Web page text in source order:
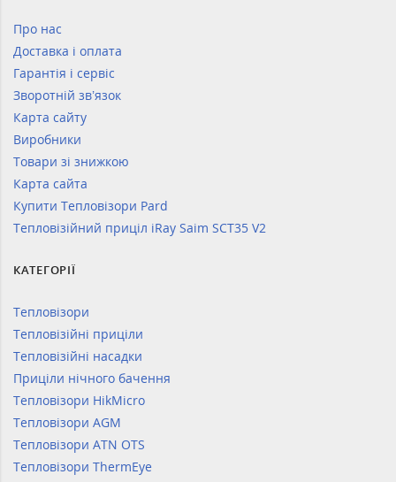
Про нас
Доставка і оплата
Гарантія і сервіс
Зворотній зв’язок
Карта сайту
Виробники
Товари зі знижкою
Карта сайта
Купити Тепловізори Pard
Тепловізійний приціл iRay Saim SCT35 V2
КАТЕГОРІЇ
Тепловізори
Тепловізійні приціли
Тепловізійні насадки
Приціли нічного бачення
Тепловізори HikMicro
Тепловізори AGM
Тепловізори ATN OTS
Тепловізори ThermEye